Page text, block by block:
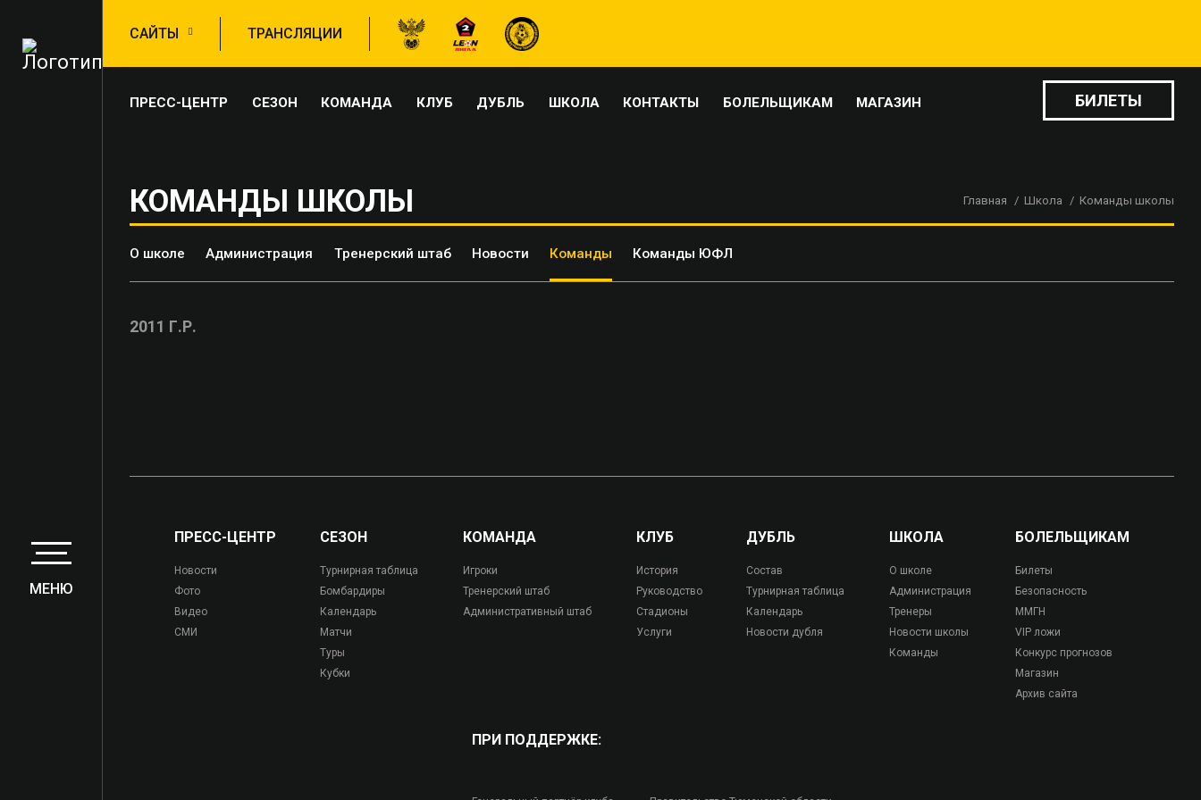
САЙТЫ ТРАНСЛЯЦИИ
ПРЕСС-ЦЕНТР СЕЗОН КОМАНДА КЛУБ ДУБЛЬ ШКОЛА КОНТАКТЫ БОЛЕЛЬЩИКАМ МАГАЗИН БИЛЕТЫ
МЕНЮ
КОМАНДЫ ШКОЛЫ Главная Школа Команды школы
О школе Администрация Тренерский штаб Новости Команды Команды ЮФЛ
2011 Г.Р.
ПРЕСС-ЦЕНТР
Новости
Фото
Видео
СМИ
СЕЗОН
Турнирная таблица
Бомбардиры
Календарь
Матчи
Туры
Кубки
КОМАНДА
Игроки
Тренерский штаб
Административный штаб
КЛУБ
История
Руководство
Стадионы
Услуги
ДУБЛЬ
Состав
Турнирная таблица
Календарь
Новости дубля
ШКОЛА
О школе
Администрация
Тренеры
Новости школы
Команды
БОЛЕЛЬЩИКАМ
Билеты
Безопасность
ММГН
VIP ложи
Конкурс прогнозов
Магазин
Архив сайта
ПРИ ПОДДЕРЖКЕ: